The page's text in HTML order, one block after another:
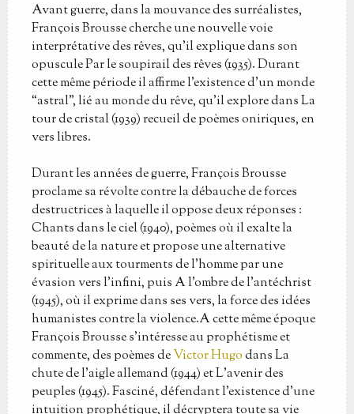
Avant guerre, dans la mouvance des surréalistes,
François Brousse cherche une nouvelle voie
interprétative des rêves, qu’il explique dans son
opuscule Par le soupirail des rêves (1935). Durant
cette même période il affirme l’existence d’un monde
“astral”, lié au monde du rêve, qu’il explore dans La
tour de cristal (1939) recueil de poèmes oniriques, en
vers libres.
Durant les années de guerre, François Brousse
proclame sa révolte contre la débauche de forces
destructrices à laquelle il oppose deux réponses :
Chants dans le ciel (1940), poèmes où il exalte la
beauté de la nature et propose une alternative
spirituelle aux tourments de l’homme par une
évasion vers l’infini, puis A l’ombre de l’antéchrist
(1945), où il exprime dans ses vers, la force des idées
humanistes contre la violence.A cette même époque
François Brousse s’intéresse au prophétisme et
commente, des poèmes deVictor Hugodans La
chute de l’aigle allemand (1944) et L’avenir des
peuples (1945). Fasciné, défendant l’existence d’une
intuition prophétique, il décryptera toute sa vie